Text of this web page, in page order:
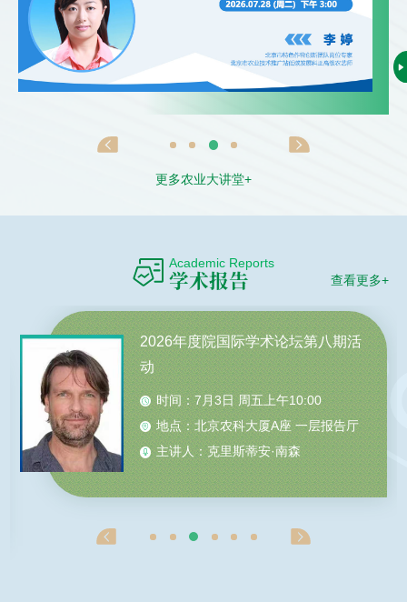
更多农业大讲堂+
Academic Reports
学术报告 查看更多+
2026年度院国际学术论坛第七期活
动
时间：6月4日 周四上午10:30
地点：北京农科大厦A座 一层报告厅
主讲人：李晖